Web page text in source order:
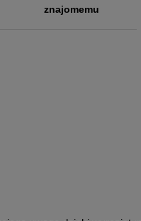
znajomemu